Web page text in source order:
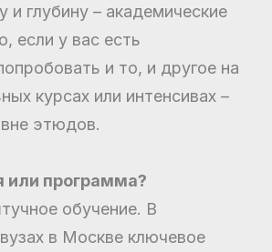
и глубину – академические
если у вас есть
и то, и другое на
курсах или интенсивах –
этюдов.
или программа?
обучение. В
в Москве ключевое